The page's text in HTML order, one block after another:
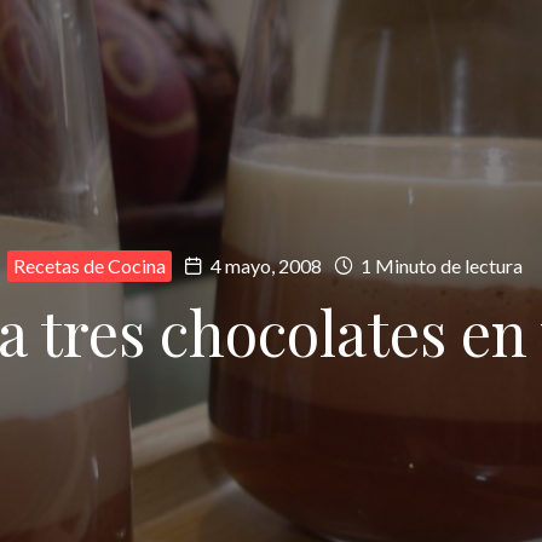
Recetas de Cocina 4 mayo, 2008 1 Minuto de lectura
tres chocolates en